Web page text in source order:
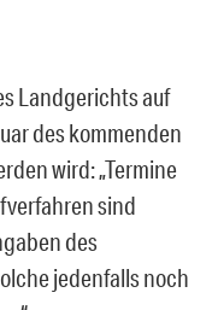
Landgerichts auf
des kommenden
wird: „Termine
sind
des
jedenfalls noch